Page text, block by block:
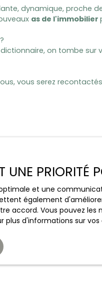
dynamique, proche
as de l'immobilier
on tombe sur
vous serez
le formulaire, nous
UNE PRIORITÉ
et une
également
accord. Vous pouvez
d'informations sur